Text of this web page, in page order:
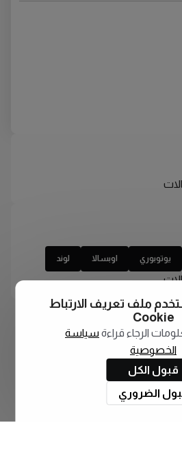
يوتوبوري اوبسالا لوند
ملف تعريف الارتباط
Cookie
الرجاء قراءة سياسة
الخصوصية
قبول الكل
الضروري